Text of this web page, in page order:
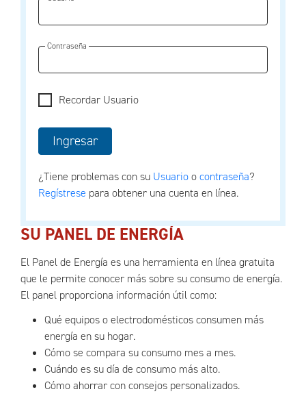
SU PANEL DE ENERGÍA
El Panel de Energía es una herramienta en línea gratuita
que le permite conocer más sobre su consumo de energía.
El panel proporciona información útil como:
Qué equipos o electrodomésticos consumen más
energía en su hogar.
Cómo se compara su consumo mes a mes.
Cuándo es su día de consumo más alto.
Cómo ahorrar con consejos personalizados.
Contraseña
Recordar Usuario
¿Tiene problemas con su Usuarioocontraseña?
Regístrese para obtener una cuenta en línea.